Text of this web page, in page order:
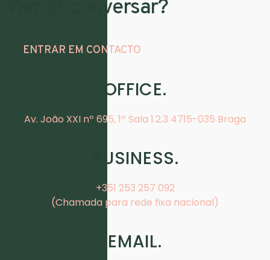
Vamos conversar?
ENTRAR EM CONTACTO
OFFICE.
Av. João XXI nº 695, 1º Sala 1.2.3 4715-035 Braga
BUSINESS.
+351 253 257 092
(Chamada para rede fixa nacional)
EMAIL.